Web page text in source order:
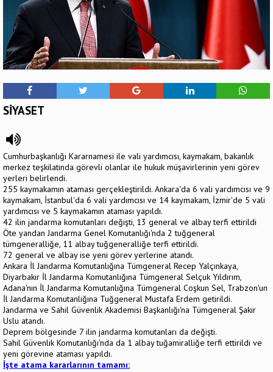
SİYASET
Cumhurbaşkanlığı Kararnamesi ile vali yardımcısı, kaymakam, bakanlık
merkez teşkilatında görevli olanlar ile hukuk müşavirlerinin yeni görev
yerleri belirlendi.
255 kaymakamın ataması gerçekleştirildi. Ankara'da 6 vali yardımcısı ve 9
kaymakam, İstanbul'da 6 vali yardımcısı ve 14 kaymakam, İzmir'de 5 vali
yardımcısı ve 5 kaymakamın ataması yapıldı.
42 ilin jandarma komutanları değişti, 13 general ve albay terfi ettirildi
Öte yandan Jandarma Genel Komutanlığı'nda 2 tuğgeneral
tümgeneralliğe, 11 albay tuğgeneralliğe terfi ettirildi.
72 general ve albay ise yeni görev yerlerine atandı.
Ankara İl Jandarma Komutanlığına Tümgeneral Recep Yalçınkaya,
Diyarbakır İl Jandarma Komutanlığına Tümgeneral Selçuk Yıldırım,
Adana'nın İl Jandarma Komutanlığına Tümgeneral Coşkun Sel, Trabzon'un
İl Jandarma Komutanlığına Tuğgeneral Mustafa Erdem getirildi.
Jandarma ve Sahil Güvenlik Akademisi Başkanlığı'na Tümgeneral Şakir
Uslu atandı.
Deprem bölgesinde 7 ilin jandarma komutanları da değişti.
Sahil Güvenlik Komutanlığı'nda da 1 albay tuğamiralliğe terfi ettirildi ve
yeni görevine ataması yapıldı.
İşte atama kararlarının tamamı: